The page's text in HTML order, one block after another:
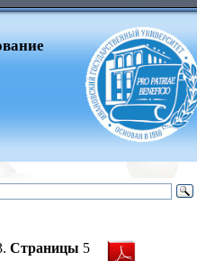
Страницы 5